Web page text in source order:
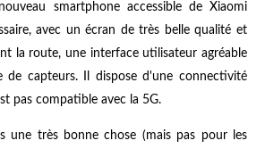
smartphone accessible de Xiaomi
avec un écran de très belle qualité et
la route, une interface utilisateur agréable
capteurs. Il dispose d'une connectivité
pas compatible avec la 5G.
une très bonne chose (mais pas pour les